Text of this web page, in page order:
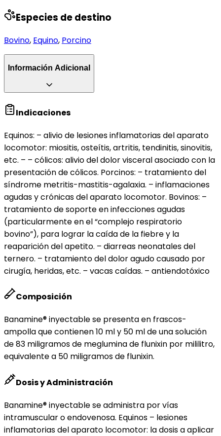
Especies de destino
Bovino, Equino, Porcino
Información Adicional
Indicaciones
Equinos: – alivio de lesiones inflamatorias del aparato
locomotor: miositis, osteítis, artritis, tendinitis, sinovitis,
etc. – – cólicos: alivio del dolor visceral asociado con la
presentación de cólicos. Porcinos: – tratamiento del
síndrome metritis-mastitis-agalaxia. – inflamaciones
agudas y crónicas del aparato locomotor. Bovinos: –
tratamiento de soporte en infecciones agudas
(particularmente en el “complejo respiratorio
bovino”), para lograr la caída de la fiebre y la
reaparición del apetito. – diarreas neonatales del
ternero. – tratamiento del dolor agudo causado por
cirugía, heridas, etc. – vacas caídas. – antiendotóxico
Composición
Banamine® inyectable se presenta en frascos-
ampolla que contienen 10 ml y 50 ml de una solución
de 83 miligramos de meglumina de flunixin por mililitro,
equivalente a 50 miligramos de flunixin.
Dosis y Administración
Banamine® inyectable se administra por vías
intramuscular o endovenosa. Equinos – lesiones
inflamatorias del aparato locomotor: la dosis a aplicar